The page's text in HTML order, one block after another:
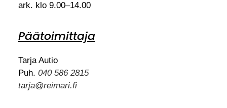
ark. klo 9.00–14.00
Päätoimittaja
Tarja Autio
Puh. 040 586 2815
tarja@reimari.fi